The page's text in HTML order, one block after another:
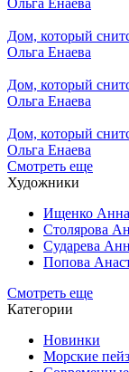
Ольга Енаева
Дом, который
Ольга Енаева
Дом, который
Ольга Енаева
Дом, который
Ольга Енаева
Смотреть еще
Художники
Ищенко Анна
Столярова
Сударева
Попова
Смотреть еще
Категории
Новинки
Морские